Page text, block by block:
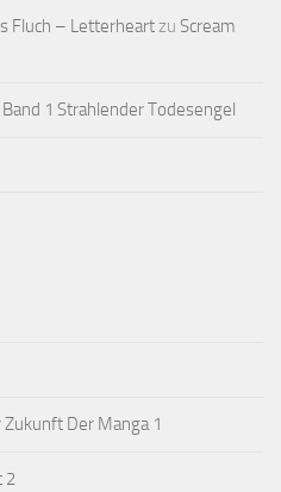
Fluch – Letterheartzu Scream
1 Strahlender Todesengel
Der Manga 1
2